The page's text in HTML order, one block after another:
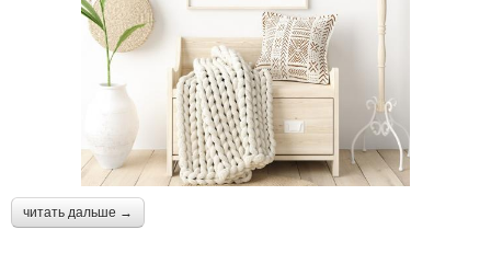
читать дальше →